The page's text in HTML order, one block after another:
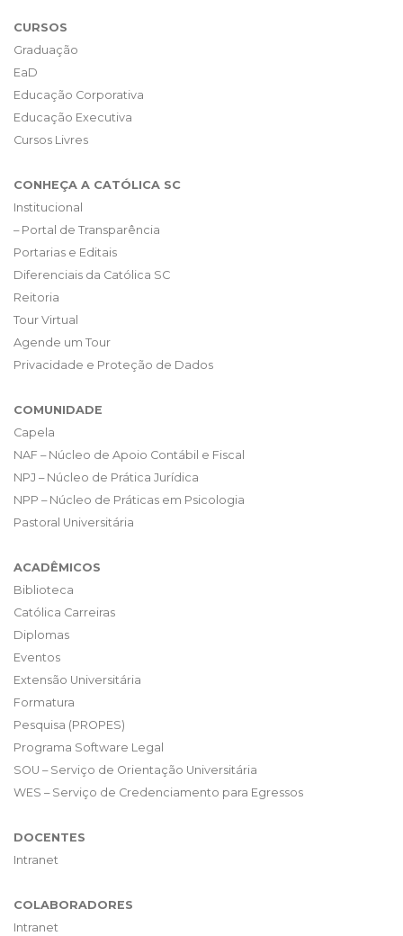
CURSOS
Graduação
EaD
Educação Corporativa
Educação Executiva
Cursos Livres
CONHEÇA A CATÓLICA SC
Institucional
– Portal de Transparência
Portarias e Editais
Diferenciais da Católica SC
Reitoria
Tour Virtual
Agende um Tour
Privacidade e Proteção de Dados
COMUNIDADE
Capela
NAF – Núcleo de Apoio Contábil e Fiscal
NPJ – Núcleo de Prática Jurídica
NPP – Núcleo de Práticas em Psicologia
Pastoral Universitária
ACADÊMICOS
Biblioteca
Católica Carreiras
Diplomas
Eventos
Extensão Universitária
Formatura
Pesquisa (PROPES)
Programa Software Legal
SOU – Serviço de Orientação Universitária
WES – Serviço de Credenciamento para Egressos
DOCENTES
Intranet
COLABORADORES
Intranet